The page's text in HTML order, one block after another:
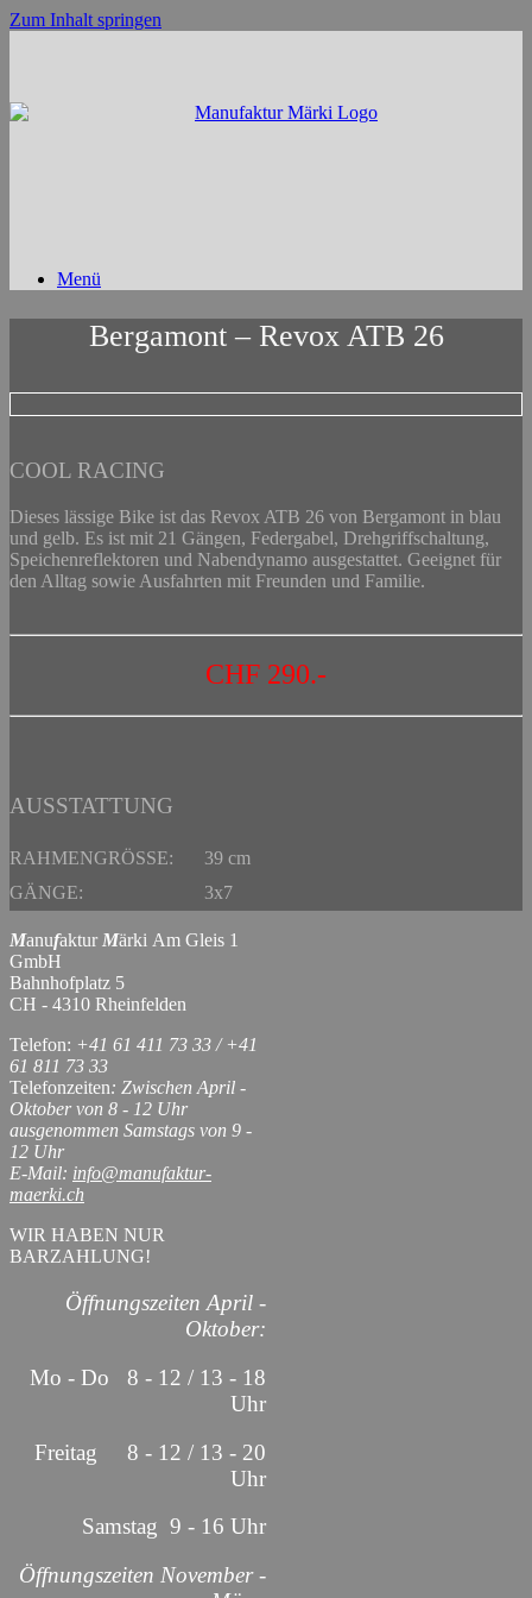
Zum Inhalt springen
Menü
Bergamont – Revox ATB 26
COOL RACING
Dieses lässige Bike ist das Revox ATB 26 von Bergamont in blau
und gelb. Es ist mit 21 Gängen, Federgabel, Drehgriffschaltung,
Speichenreflektoren und Nabendynamo ausgestattet. Geeignet für
den Alltag sowie Ausfahrten mit Freunden und Familie.
CHF 290.-
AUSSTATTUNG
RAHMENGRÖSSE:
39 cm
GÄNGE:
3x7
Manufaktur Märki Am Gleis 1
GmbH
Bahnhofplatz 5
CH - 4310 Rheinfelden
Telefon: +41 61 411 73 33 / +41
61 811 73 33
Telefonzeiten: Zwischen April -
Oktober von 8 - 12 Uhr
ausgenommen Samstags von 9 -
12 Uhr
E-Mail: info@manufaktur-
maerki.ch
WIR HABEN NUR
BARZAHLUNG!
Öffnungszeiten April -
Oktober:
Mo - Do 8 - 12 / 13 - 18
Uhr
Freitag 8 - 12 / 13 - 20
Uhr
Samstag 9 - 16 Uhr
Öffnungszeiten November -